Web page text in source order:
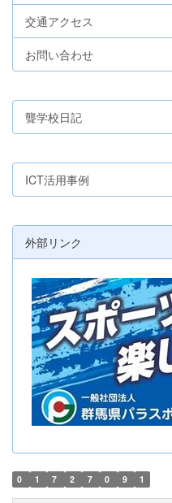
交通アクセス
お問い合わせ
聾学校日記
ICT活用事例
外部リンク
0 1 7 2 7 0 9 1